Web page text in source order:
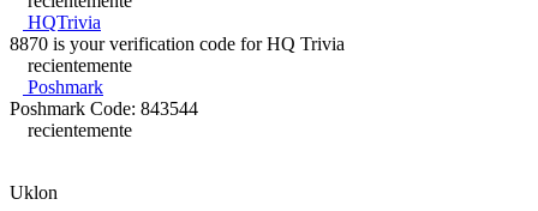
HQTrivia
8870 is your verification code for HQ Trivia
recientemente
Poshmark
Poshmark Code: 843544
recientemente
Uklon